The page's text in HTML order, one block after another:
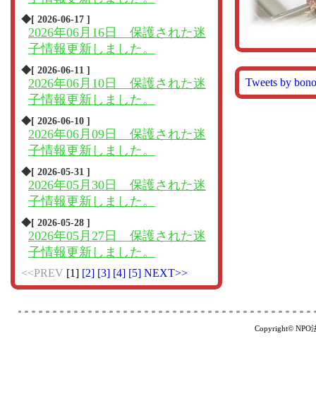
◆[ 2026-06-17 ]
2026年06月16日 保護された迷
子情報更新しました。
◆[ 2026-06-11 ]
2026年06月10日 保護された迷
子情報更新しました。
◆[ 2026-06-10 ]
2026年06月09日 保護された迷
子情報更新しました。
◆[ 2026-05-31 ]
2026年05月30日 保護された迷
子情報更新しました。
◆[ 2026-05-28 ]
2026年05月27日 保護された迷
子情報更新しました。
<<PREV [1] [2] [3] [4] [5] NEXT>>
Tweets by
Copyright© NPO